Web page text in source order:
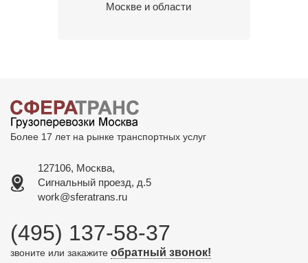
Москве и области
Более 17 лет на рынке транспортных услуг
127106, Москва,
Сигнальный проезд, д.5
work@sferatrans.ru
(495) 137-58-37
звоните или закажите обратный звонок!